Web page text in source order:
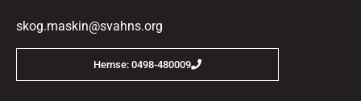
skog.maskin@svahns.org
Hemse: 0498-480009